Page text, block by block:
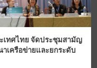
เทศไทย จัดประชุมสามัญ
าเครือข่ายและยกระดับ